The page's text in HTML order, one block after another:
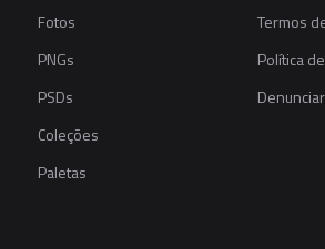
Fotos
PNGs
PSDs
Coleções
Paletas
Termos
Política